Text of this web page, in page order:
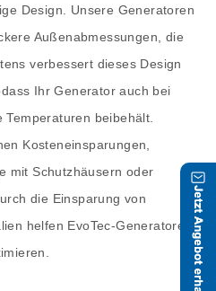
Design. Unsere Generatoren
Außenabmessungen, die
verbessert dieses Design
Ihr Generator auch bei
beibehält.
Kosteneinsparungen,
mit Schutzhäusern oder
die Einsparung von
helfen EvoTec-Generatoren